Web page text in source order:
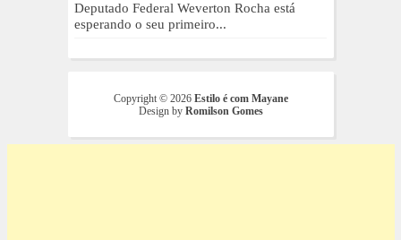
Deputado Federal Weverton Rocha está
esperando o seu primeiro...
Copyright © 2026 Estilo é com Mayane
Design by Romilson Gomes